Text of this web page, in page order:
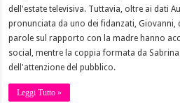
dell'estate televisiva. Tuttavia, oltre ai dati
pronunciata da uno dei fidanzati, Giovanni,
parole sul rapporto con la madre hanno
social, mentre la coppia formata da
dell'attenzione del pubblico.
Leggi Tutto »